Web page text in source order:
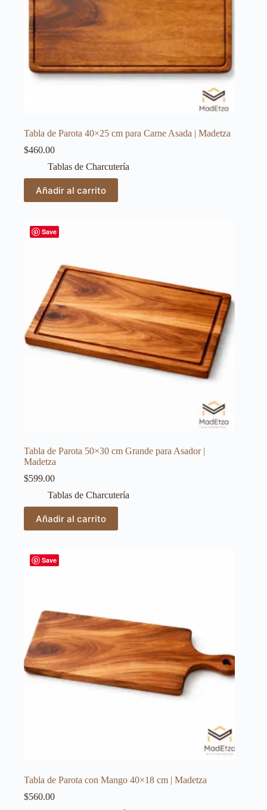
Tabla de Parota 40×25 cm para Carne Asada | Madetza
$460.00
Tablas de Charcutería
Añadir al carrito
Save
Tabla de Parota 50×30 cm Grande para Asador |
Madetza
$599.00
Tablas de Charcutería
Añadir al carrito
Save
Tabla de Parota con Mango 40×18 cm | Madetza
$560.00